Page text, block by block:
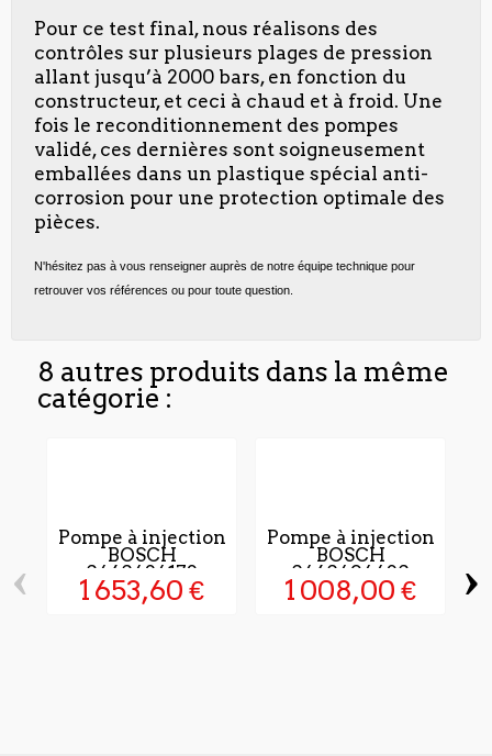
Pour ce test final, nous réalisons des
contrôles sur plusieurs plages de pression
allant jusqu’à 2000 bars, en fonction du
constructeur, et ceci à chaud et à froid. Une
fois le reconditionnement des pompes
validé, ces dernières sont soigneusement
emballées dans un plastique spécial anti-
corrosion pour une protection optimale des
pièces.
N'hésitez pas à vous renseigner auprès de notre équipe technique pour
retrouver vos références ou pour toute question.
8 autres produits dans la même
catégorie :
Pompe à injection
BOSCH
0460424173
1 653,60 €
Pompe à injection
BOSCH
0460494430
1 008,00 €
‹ ›